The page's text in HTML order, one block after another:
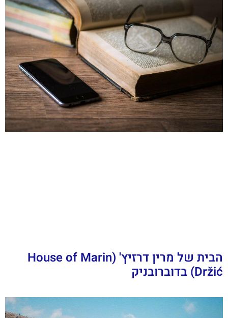
הבית של מרין דרזיץ' (House of Marin
Držić) בדוברובניק